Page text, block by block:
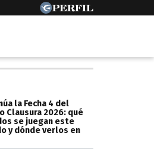
la Fecha 4 del
Clausura 2026: qué
se juegan este
y dónde verlos en